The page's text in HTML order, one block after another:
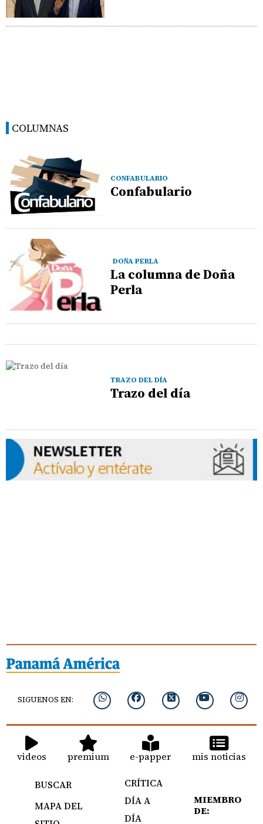
COLUMNAS
CONFABULARIO
Confabulario
DOÑA PERLA
La columna de Doña
Perla
TRAZO DEL DÍA
Trazo del día
SIGUENOS EN:
videos premium e-papper mis noticias
BUSCAR
MAPA DEL
CRÍTICA
DÍA A
DÍA
MIEMBRO
DE: